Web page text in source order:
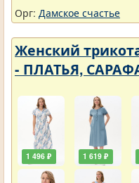
Орг: Дамское счастье
Женский
- ПЛАТЬЯ,
1 496 ₽ 1 619 ₽